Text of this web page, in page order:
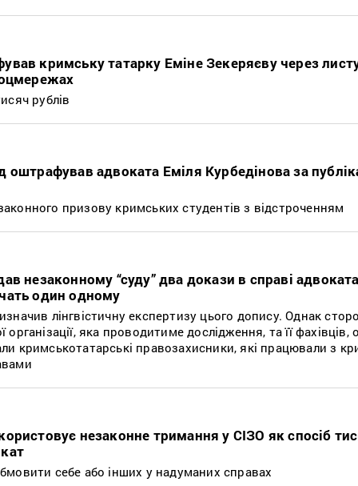
кримську татарку Еміне Зекеряєву через
рублів
оштрафував адвоката Еміля Курбедінова за
призову кримських студентів з відстроченням
незаконному “суду” два докази в справі
один одному
лінгвістичну експертизу цього допису. Однак
яка проводитиме дослідження, та її фахівців,
кримськотатарські правозахисники, які працювали з
незаконне тримання у СІЗО як спосіб
себе або інших у надуманих справах